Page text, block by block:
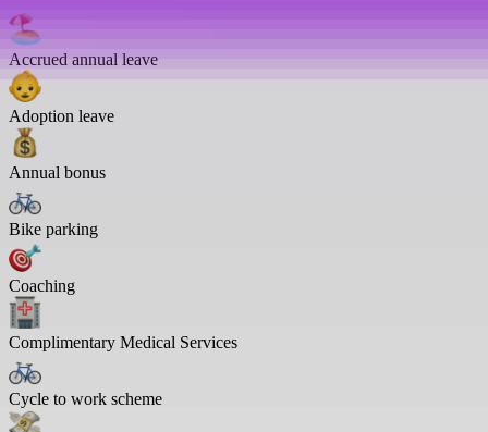
Accrued annual leave
Adoption leave
Annual bonus
Bike parking
Coaching
Complimentary Medical Services
Cycle to work scheme